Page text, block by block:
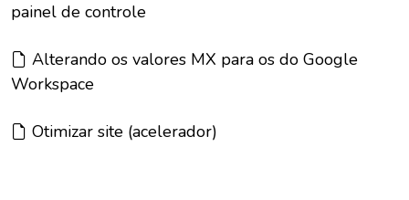
painel de controle
Artigo:
Alterando os valores MX para os do Google
Workspace
Artigo:
Otimizar site (acelerador)